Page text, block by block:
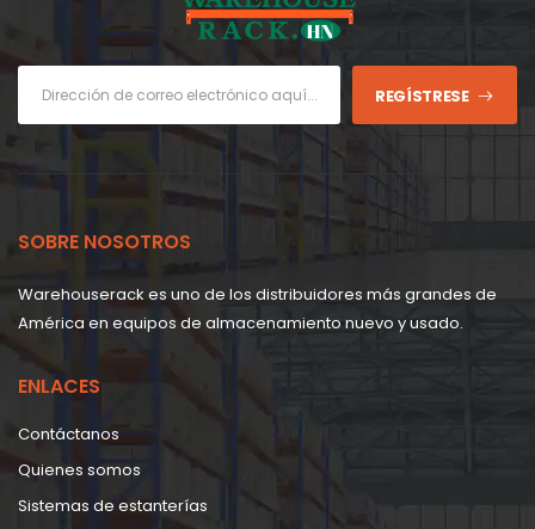
REGÍSTRESE
SOBRE NOSOTROS
Warehouserack es uno de los distribuidores más grandes de
América en equipos de almacenamiento nuevo y usado.
ENLACES
Contáctanos
Quienes somos
Sistemas de estanterías